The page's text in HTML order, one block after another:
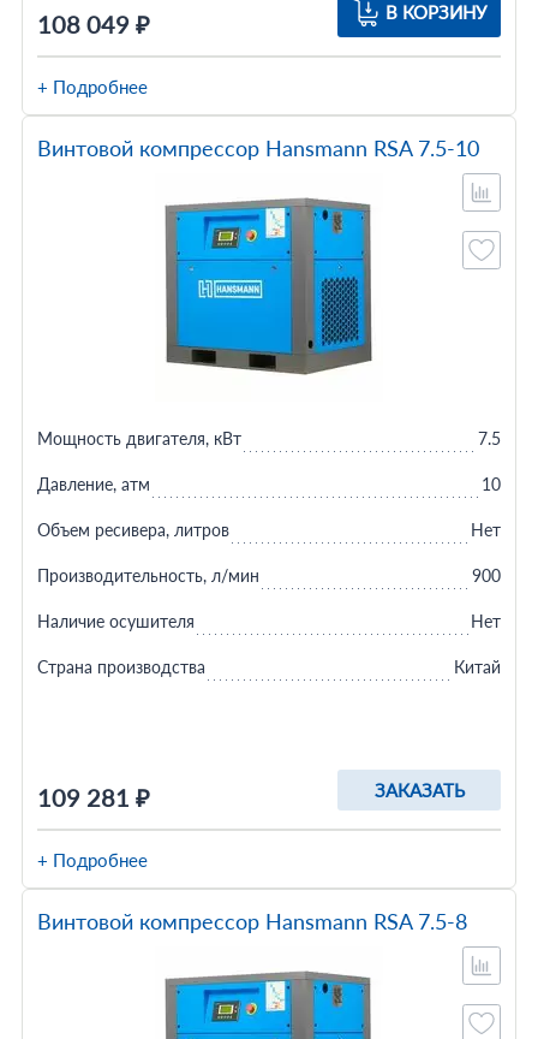
108 049 ₽ В КОРЗИНУ
+ Подробнее
Винтовой компрессор Hansmann RSA 7.5-10
109 281 ₽ ЗАКАЗАТЬ
Мощность двигателя, кВт 7.5
Давление, атм 10
Объем ресивера, литров Нет
Производительность, л/мин 900
Наличие осушителя Нет
Страна производства Китай
+ Подробнее
Винтовой компрессор Hansmann RSA 7.5-8